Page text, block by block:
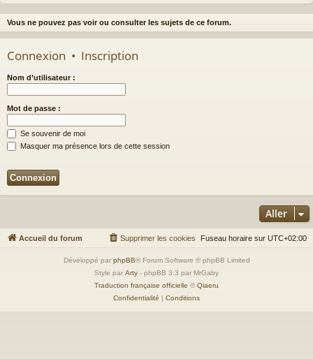
e
Vous ne pouvez pas voir ou consulter les sujets de ce forum.
Connexion • Inscription
Nom d’utilisateur :
Mot de passe :
Se souvenir de moi
Masquer ma présence lors de cette session
Aller
Accueil du forum Fuseau horaire sur UTC+02:00
Supprimer les cookies
Développé par phpBB® Forum Software © phpBB Limited
Style par Arty - phpBB 3.3 par MrGaby
Traduction française officielle © Qiaeru
Confidentialité | Conditions